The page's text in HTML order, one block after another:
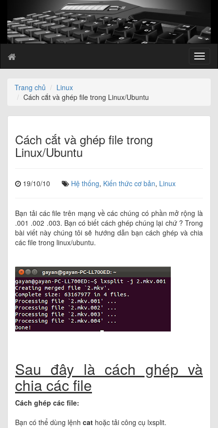
T
o
n
Trang chủ
Linux
Cách cắt và ghép file trong Linux/Ubuntu
Cách cắt và ghép file trong
Linux/Ubuntu
19/10/10 Hệ thống, Kiến thức cơ bản, Linux
Bạn tải các file trên mạng về các chúng có phần mở rộng là
.001 .002 .003. Bạn có biết cách ghép chúng lại chứ ? Trong
bài viết này chúng tôi sẽ hướng dẫn bạn cách ghép và chia
các file trong linux/ubuntu.
Sau đây là cách ghép và
chia các file
Cách ghép các file:
Bạn có thể dùng lệnh cat hoặc tải công cụ lxsplit.